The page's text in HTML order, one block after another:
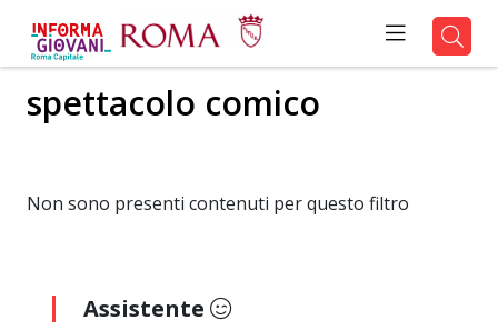
spettacolo comico
Non sono presenti contenuti per questo filtro
Assistente